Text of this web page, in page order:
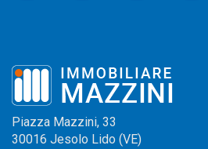
Piazza Mazzini, 33
30016 Jesolo Lido (VE)